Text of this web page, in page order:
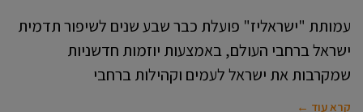
עמותת "ישראליז" פועלת כבר שבע שנים לשיפור תדמית
ישראל ברחבי העולם, באמצעות יוזמות חדשניות
שמקרבות את ישראל לעמים וקהילות ברחבי
קרא עוד ←